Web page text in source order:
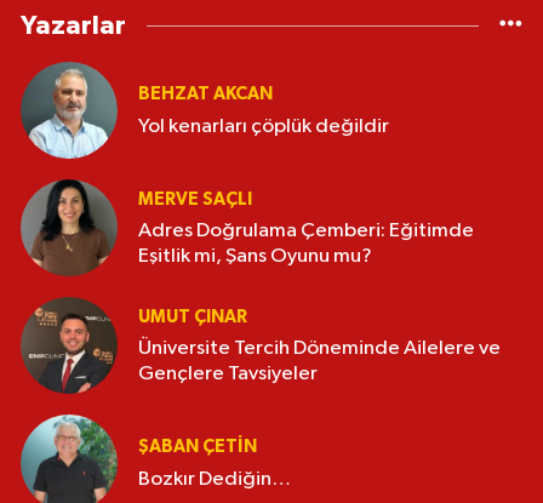
Yazarlar
BEHZAT AKCAN
Yol kenarları çöplük değildir
MERVE SAÇLI
Adres Doğrulama Çemberi: Eğitimde
Eşitlik mi, Şans Oyunu mu?
UMUT ÇINAR
Üniversite Tercih Döneminde Ailelere ve
Gençlere Tavsiyeler
ŞABAN ÇETIN
Bozkır Dediğin…